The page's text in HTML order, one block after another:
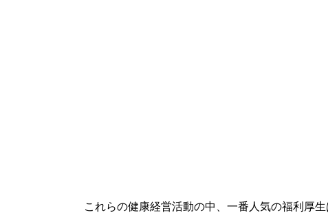
これらの健康経営活動の中、一番人気の福利厚生